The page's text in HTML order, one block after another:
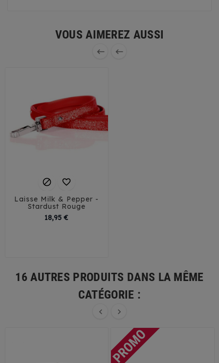
VOUS AIMEREZ AUSSI
 
 
Laisse Milk & Pepper -
Stardust Rouge
18,95 €
16 AUTRES PRODUITS DANS LA MÊME
CATÉGORIE :
 